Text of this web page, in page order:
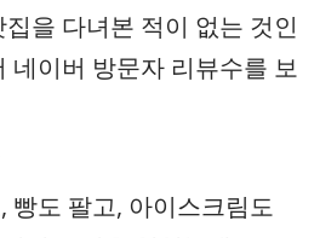
을 다녀본 적이 없는 것인
네이버 방문자 리뷰수를 보
빵도 팔고, 아이스크림도